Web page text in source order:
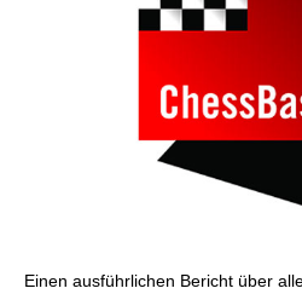
Einen ausführlichen Bericht über